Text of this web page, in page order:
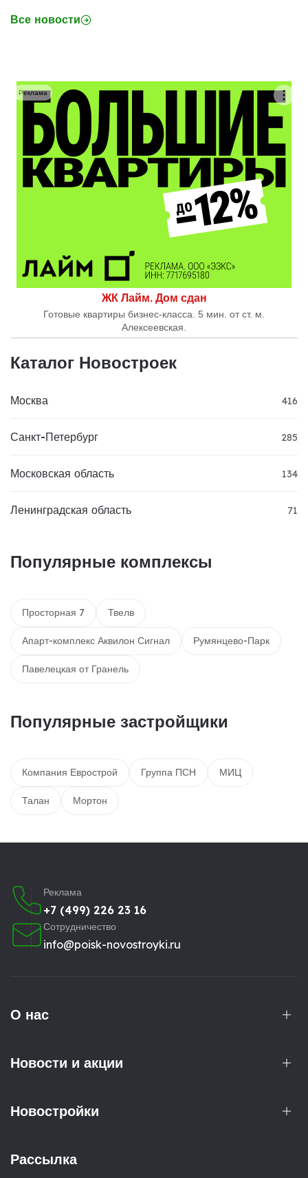
Все новости
ЖК Лайм. Дом сдан
Готовые квартиры бизнес-класса. 5 мин. от ст. м.
Алексеевская.
Реклама
Каталог Новостроек
Москва 416
Санкт-Петербург 285
Московская область 134
Ленинградская область 71
Популярные комплексы
Просторная 7 Твелв
Апарт-комплекс Аквилон Сигнал Румянцево-Парк
Павелецкая от Гранель
Популярные застройщики
Компания Еврострой Группа ПСН МИЦ
Талан Мортон
Реклама
+7 (499) 226 23 16
Сотрудничество
info@poisk-novostroyki.ru
О нас
Новости и акции
Новостройки
Рассылка